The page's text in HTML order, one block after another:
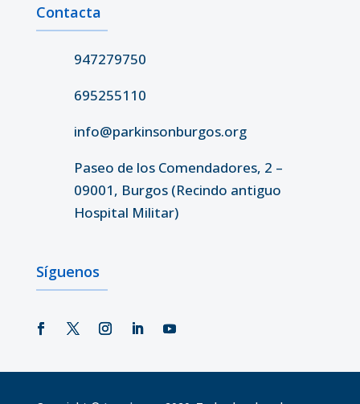
Contacta
947279750
695255110
info@parkinsonburgos.org
Paseo de los Comendadores, 2 –
09001, Burgos (Recindo antiguo
Hospital Militar)
Síguenos